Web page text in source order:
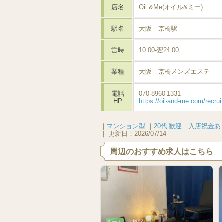
店名 Oil &Me(オイル&ミー)
駅名 大阪 京橋駅
営時 10:00-翌24:00
業種 大阪 京橋メンズエステ
電話
HP
070-8960-1331
https://oil-and-me.com/
｜ マンション型 ｜ 20代 歓迎 ｜ 入店祝金あ
｜
更新日： 2026/07/14
周辺のおすすめ求人はこちら